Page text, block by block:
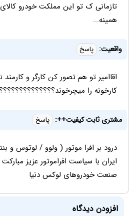
تازمانی ک تو این مملکت خودرو
همینه...
واقعیت: پاسخ
اقاامیر تو هم تصور کن کارگر و
کارخونه را
مشتری ثابت کیفیت++: پاسخ
درود بر افرا موتور ( ولوو / لوتوس و
ایران با سیاست افراموتور عزیز
صنعت خودروهای لوکس دنیا
افزودن دیدگاه